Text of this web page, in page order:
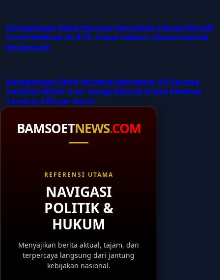
Ketegangan Selat Hormuz Memanas: Harga Minyak
Dunia Melesat ke $79, Pasar Saham Global Rontok
Berjamaah
Ketegangan Selat Hormuz Memanas: AS Serang
Fasilitas Militer Iran, Harga Minyak Dunia Melesat
Tembus $85 per Barel
BAMSOETNEWS.COM
REFERENSI UTAMA
NAVIGASI
POLITIK &
HUKUM
Menyajikan berita aktual, tajam, dan
terpercaya langsung dari jantung
kebijakan nasional.